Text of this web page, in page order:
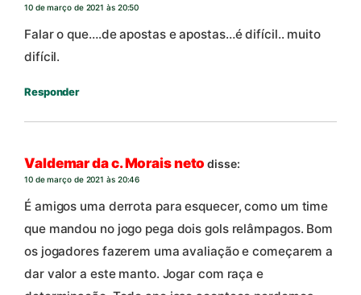
10 de março de 2021 às 20:50
Falar o que….de apostas e apostas…é difícil.. muito
difícil.
Responder
Valdemar da c. Morais neto disse:
10 de março de 2021 às 20:46
É amigos uma derrota para esquecer, como um time
que mandou no jogo pega dois gols relâmpagos. Bom
os jogadores fazerem uma avaliação e começarem a
dar valor a este manto. Jogar com raça e